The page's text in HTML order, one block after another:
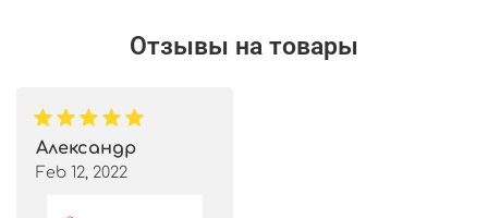
Отзывы на товары
Александр
Feb 12, 2022